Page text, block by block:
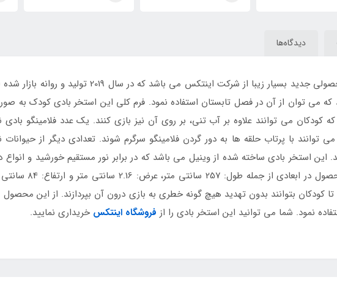
دیدگاه‌ها
محصولی جدید بسیار زیبا از شرکت اینتکس
که می توان از آن در فصل تابستان استفاده نمود. فرم کلی این استخر بادی کودک
کودکان می توانند علاوه بر آب تنی، بر روی آن نیز بازی کنند. یک عدد فلامینگو
توانند با پرتاب حلقه ها به دور گردن فلامینگو سرگرم شوند. تعدادی دیگر از
این استخر بادی ساخته شده از وینیل می باشد که در برابر نور مستقیم خورشید و
دچار تغییر شکل
تا کودکان بتوانند بدون تهدید هیچ گونه خطری به بازی درون آن بپردازند. از این
نمود. شما می توانید این استخر بادی را از فروشگاه اینتکس خریداری نمایید.